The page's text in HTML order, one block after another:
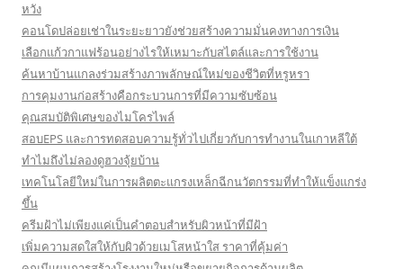
หวัง
คอนโดปล่อยเช่าในระยะยาวยังช่วยสร้างความมั่นคงทางการเงิน
เลือกแก้วกาแฟร้อนอย่างไรให้เหมาะกับสไตล์และการใช้งาน
ค้นหาบ้านแกลงร่วมสร้างภาพลักษณ์ใหม่ของชีวิตที่หรูหรา
การคุมงานก่อสร้างคือกระบวนการที่มีความซับซ้อน
คุณสมบัติพิเศษของไมโครไพล์
สอบEPS และการทดสอบความรู้ทั่วไปเกี่ยวกับการทำงานในเกาหลีใต้
ทำไมถึงไม่ลองดูฮวงจุ้ยบ้าน
เทคโนโลยีใหม่ในการผลิตตะแกรงเหล็กฉีกนวัตกรรมที่ทำให้แข็งแกร่ง
ขึ้น
ครีมฝ้าไม่เพียงแค่เป็นคำตอบสำหรับผิวหน้าที่มีฝ้า
เพิ่มความสดใสให้กับผิวด้วยเมโสหน้าใส ราคาที่คุ้มค่า